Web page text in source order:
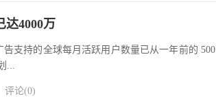
4000万
支持的全球每月活跃用户数量已从一年前的 500
...
评论(0)